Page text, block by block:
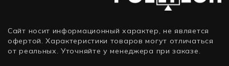
Сайт носит информационный характер, не является
офертой. Характеристики товаров могут отличаться
от реальных. Уточняйте у менеджера при заказе.